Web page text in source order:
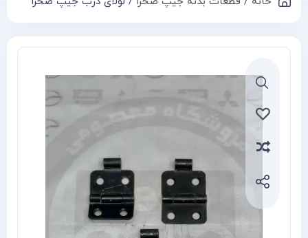
سبد خرید شما خالی است